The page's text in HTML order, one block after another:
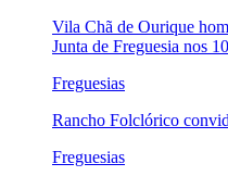
Vila Chã de Ourique
Junta de Freguesia nos
Freguesias
Rancho Folclórico
Freguesias